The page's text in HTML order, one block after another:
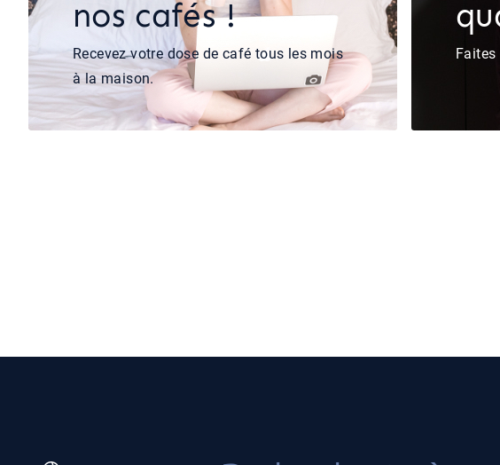
nos cafés !
Recevez votre dose de café tous les mois
à la maison.